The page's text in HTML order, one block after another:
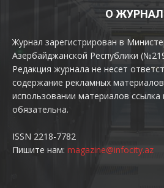
О
Журнал зарегистрирован в
Азербайджанской Республики
Редакция журнала не несет
содержание рекламных
использовании материалов ссылка
обязательна.
ISSN 2218-7782
Пишите нам: magazine@infocity.az